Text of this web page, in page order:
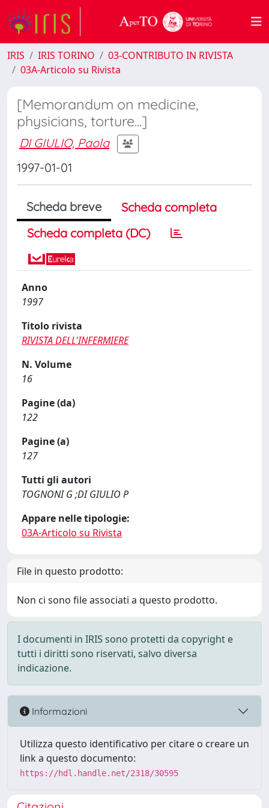
IRIS IRIS TORINO
03-CONTRIBUTO IN RIVISTA
03A-Articolo su Rivista
[Memorandum on medicine,
physicians, torture...]
DI GIULIO, Paola
1997-01-01
Scheda breve
Scheda completa
Scheda completa (DC)
Anno
1997
Titolo rivista
RIVISTA DELL'INFERMIERE
N. Volume
16
Pagine (da)
122
Pagine (a)
127
Tutti gli autori
TOGNONI G ;DI GIULIO P
Appare nelle tipologie:
03A-Articolo su Rivista
File in questo prodotto:
Non ci sono file associati a questo prodotto.
I documenti in IRIS sono protetti da copyright e
tutti i diritti sono riservati, salvo diversa
indicazione.
Informazioni
Utilizza questo identificativo per citare o creare un
link a questo documento:
https://hdl.handle.net/2318/30595